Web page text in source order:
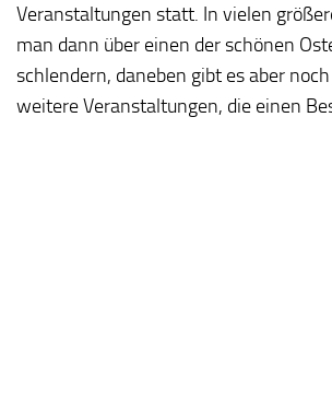
Veranstaltungen statt. In vielen
man dann über einen der schönen
schlendern, daneben gibt es aber
weitere Veranstaltungen, die einen